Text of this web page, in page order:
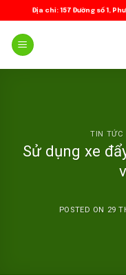
to
content
Địa chỉ: 157 Đường số 1,
TIN TỨC
Sử dụng xe
POSTED ON 29